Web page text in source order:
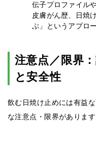
伝子プロファイル
皮膚がん歴、日焼
ぶ」というアプロ
注意点／限界
と安全性
飲む日焼け止めには有益
な注意点・限界があります